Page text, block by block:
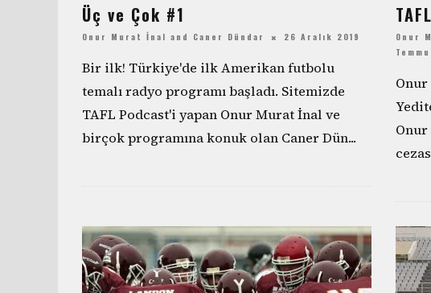
Üç ve Çok #1
Onur Murat İnal and Caner Dündar 26 Aralık 2019
Bir ilk! Türkiye'de ilk Amerikan futbolu
temalı radyo programı başladı. Sitemizde
TAFL Podcast'i yapan Onur Murat İnal ve
birçok programına konuk olan Caner Dün...
Onur
Onur